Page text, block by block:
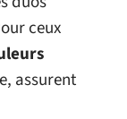
ceux
assurent